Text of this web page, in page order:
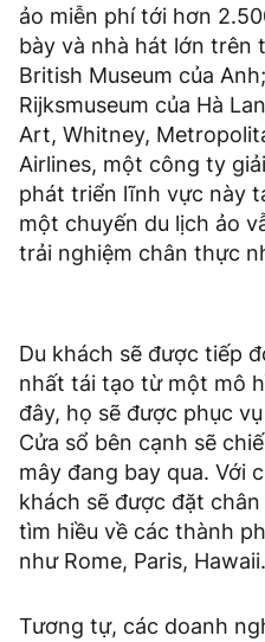
ảo miễn phí tới hơn
bày và nhà hát lớn trên
British Museum của
Rijksmuseum của Hà
Art, Whitney,
Airlines, một công ty
phát triển lĩnh vực này
một chuyến du lịch ảo
trải nghiệm chân thực
Du khách sẽ được tiếp
nhất tái tạo từ một mô
đây, họ sẽ được phục
Cửa sổ bên cạnh sẽ
mây đang bay qua. Với
khách sẽ được đặt
tìm hiều về các thành
như Rome, Paris, Hawaii.
Tương tự, các doanh